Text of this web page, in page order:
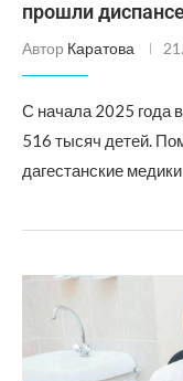
прошли
Автор Каратова
С начала 2025 года
516 тысяч детей.
дагестанские